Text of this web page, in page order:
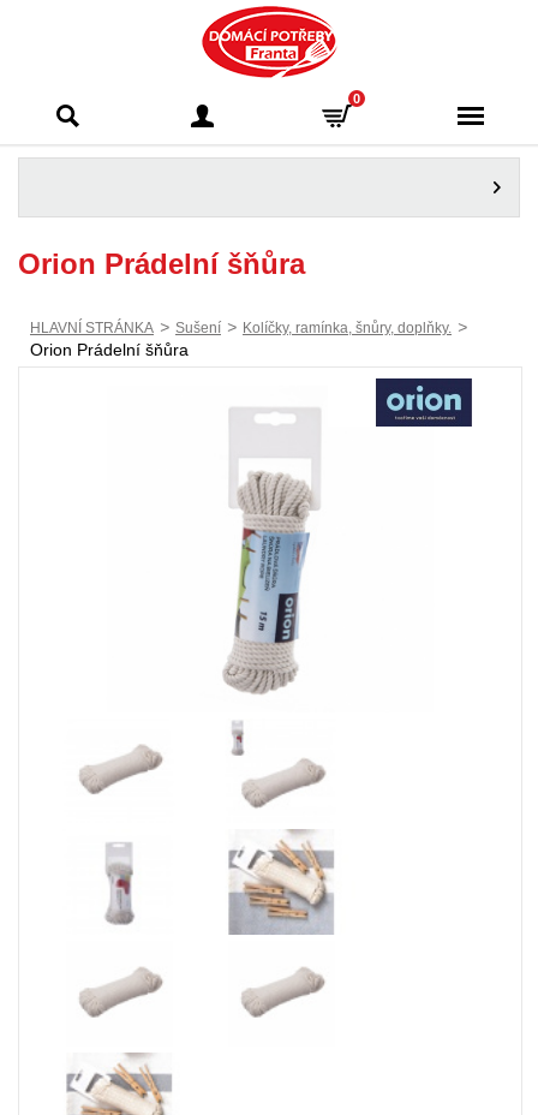
Franta - Příbram
0
Orion Prádelní šňůra
HLAVNÍ STRÁNKA > Sušení > Kolíčky, ramínka, šnůry, doplňky. >
Orion Prádelní šňůra